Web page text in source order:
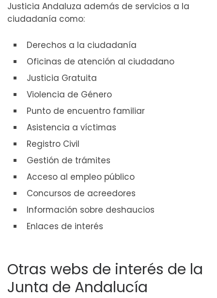
Justicia Andaluza además de servicios a la
ciudadanía como:
Derechos a la ciudadanía
Oficinas de atención al ciudadano
Justicia Gratuita
Violencia de Género
Punto de encuentro familiar
Asistencia a víctimas
Registro Civil
Gestión de trámites
Acceso al empleo público
Concursos de acreedores
Información sobre deshaucios
Enlaces de interés
Otras webs de interés de la
Junta de Andalucía